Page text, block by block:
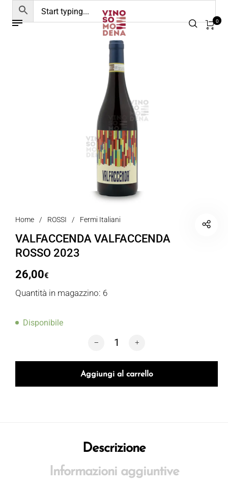
0
Home / ROSSI / Fermi Italiani
VALFACCENDA VALFACCENDA
ROSSO 2023
26,00€
Quantità in magazzino: 6
Disponibile
VALFACCENDA VALFACCENDA
Aggiungi al carrello
Descrizione
Informazioni aggiuntive